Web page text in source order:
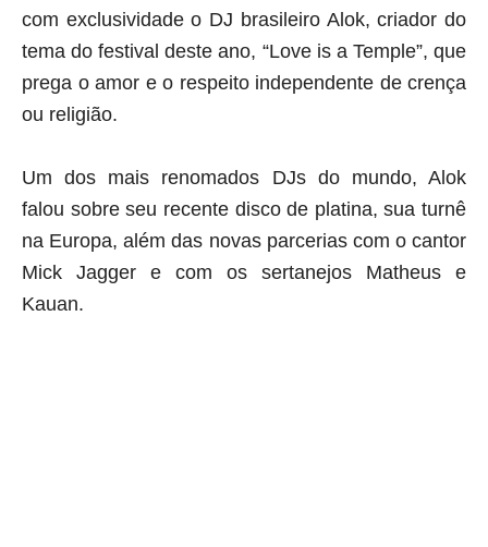
com exclusividade o DJ brasileiro Alok, criador do
tema do festival deste ano, “Love is a Temple”, que
prega o amor e o respeito independente de crença
ou religião.
Um dos mais renomados DJs do mundo, Alok
falou sobre seu recente disco de platina, sua turnê
na Europa, além das novas parcerias com o cantor
Mick Jagger e com os sertanejos Matheus e
Kauan.